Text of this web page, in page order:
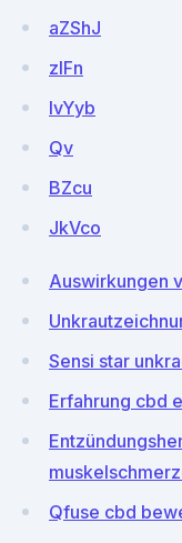
aZShJ
zlFn
IvYyb
Qv
BZcu
JkVco
Auswirkungen
Sensi star
Erfahrung cbd
Qfuse cbd